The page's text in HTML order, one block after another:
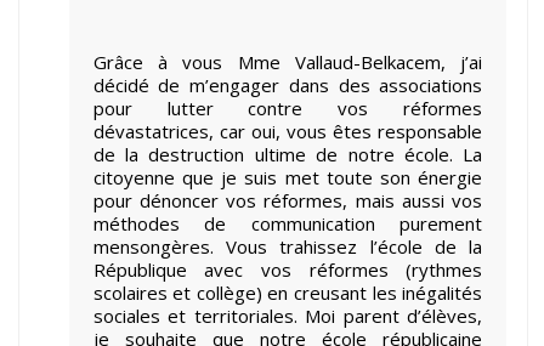
Grâce à vous Mme Vallaud-Belkacem, j’ai
décidé de m’engager dans des associations
pour lutter contre vos réformes
dévastatrices, car oui, vous êtes responsable
de la destruction ultime de notre école. La
citoyenne que je suis met toute son énergie
pour dénoncer vos réformes, mais aussi vos
méthodes de communication purement
mensongères. Vous trahissez l’école de la
République avec vos réformes (rythmes
scolaires et collège) en creusant les inégalités
sociales et territoriales. Moi parent d’élèves,
je souhaite que notre école républicaine